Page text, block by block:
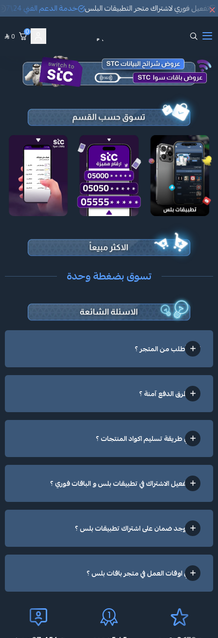
تفعيل فوري لاشتراك متجر التطبيقات البلس خدمة الدعم الفني 24\7
باقات بلس Baqat plus 0
0
تسوق بضغطة وحدة
كيف أطلب من المتجر ؟
هل طرق الدفع آمنة ؟
ماهي طريقة تسليم اكواد المنتجات ؟
هل تفعيل الاشتراك في تطبيقات بلس و الباقات فوري ؟
هل يوجد ضمان على اشتراك تطبيقات بلس ؟
ماهي اوقات العمل في متجر باقات بلس ؟